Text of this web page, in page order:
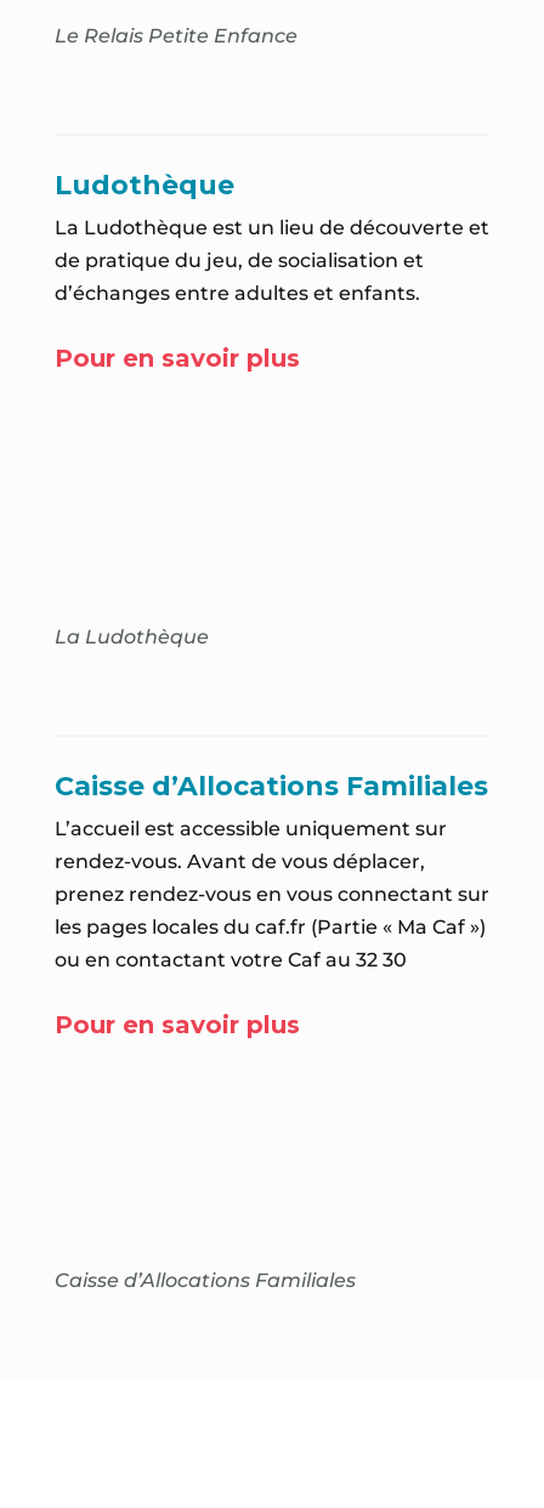
Le Relais Petite Enfance
Ludothèque
La Ludothèque est un lieu de découverte et
de pratique du jeu, de socialisation et
d’échanges entre adultes et enfants.
Pour en savoir plus
La Ludothèque
Caisse d’Allocations Familiales
L’accueil est accessible uniquement sur
rendez-vous. Avant de vous déplacer,
prenez rendez-vous en vous connectant sur
les pages locales du caf.fr (Partie « Ma Caf »)
ou en contactant votre Caf au 32 30
Pour en savoir plus
Caisse d’Allocations Familiales